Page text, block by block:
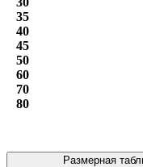
35
40
45
50
60
70
80
Размерная